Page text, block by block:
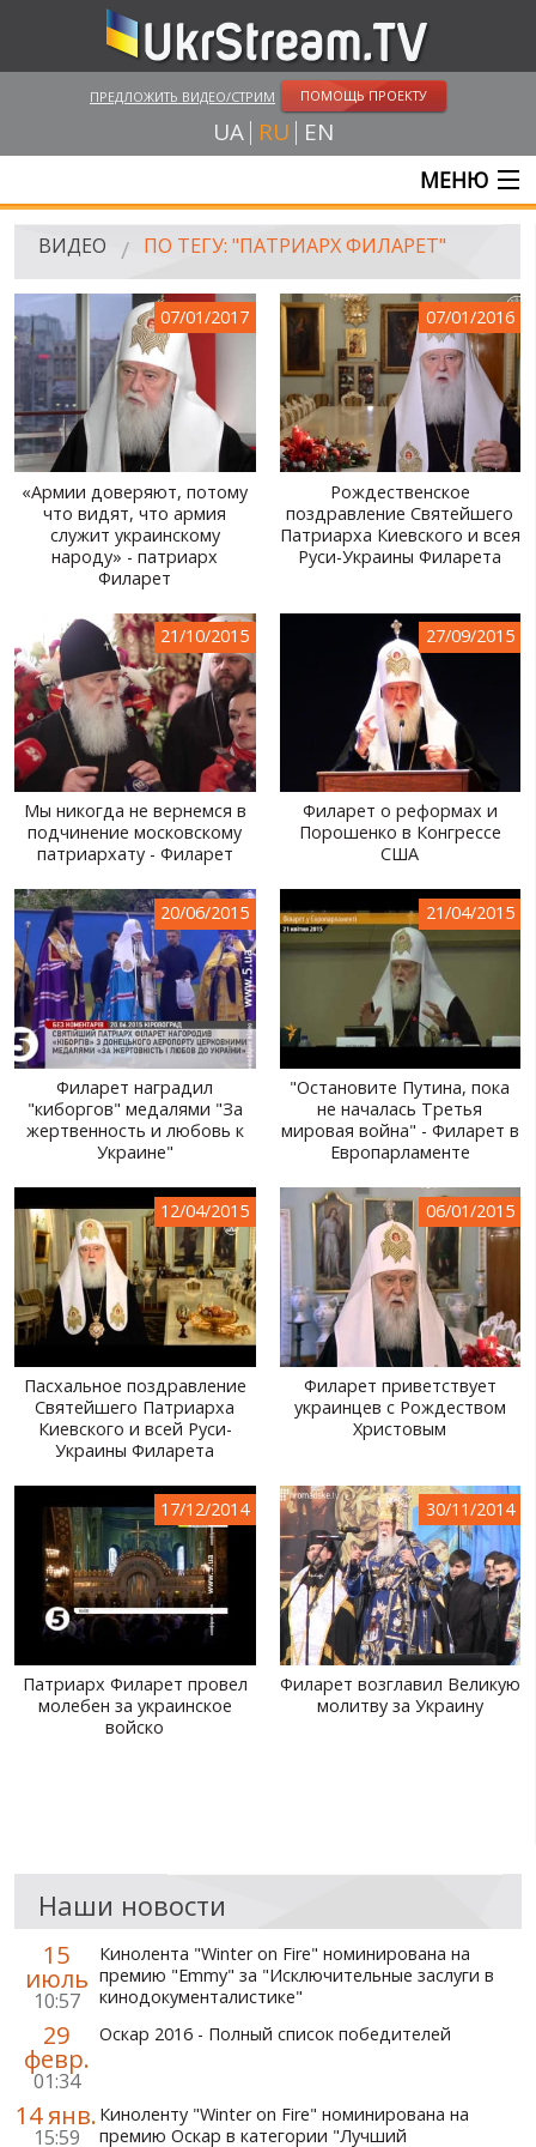
ПРЕДЛОЖИТЬ ВИДЕО/СТРИМ ПОМОЩЬ ПРОЕКТУ
UA RU EN
МЕНЮ
ГЛАВНАЯ
ВИДЕО
UKRSTREAM.TV
ВИДЕО СМИ
АМАТОРСКОЕ ВИДЕО
ХУДОЖЕСТВЕНЫЕ И ДОКУМЕНТАЛЬНЫЕ ПРОЕКТЫ
МИР ПРО УКРАИНУ
ПУБЛИЧНЫЕ ЛЮДИ
РОССИЙСКО-УКРАИНСКАЯ ВОЙНА
WINTER ON FIRE: UKRAINE'S FIGHT FOR FREEDOM
ХРОНОЛОГИЯ ЄВРОМАЙДАНА
УСЛУГИ
ВИДЕО ПО ТЕГУ: "ПАТРИАРХ ФИЛАРЕТ"
07/01/2017
«Армии доверяют, потому
что видят, что армия
служит украинскому
народу» - патриарх
Филарет
07/01/2016
Рождественское
поздравление Святейшего
Патриарха Киевского и всея
Руси-Украины Филарета
21/10/2015
Мы никогда не вернемся в
подчинение московскому
патриархату - Филарет
27/09/2015
Филарет о реформах и
Порошенко в Конгрессе
США
20/06/2015
Филарет наградил
"киборгов" медалями "За
жертвенность и любовь к
Украине"
21/04/2015
"Остановите Путина, пока
не началась Третья
мировая война" - Филарет в
Европарламенте
12/04/2015
Пасхальное поздравление
Святейшего Патриарха
Киевского и всей Руси-
Украины Филарета
06/01/2015
Филарет приветствует
украинцев с Рождеством
Христовым
17/12/2014
Патриарх Филарет провел
молебен за украинское
войско
30/11/2014
Филарет возглавил Великую
молитву за Украину
Наши новости
15
июль
10:57
Кинолента "Winter on Fire" номинирована на
премию "Emmy" за "Исключительные заслуги в
кинодокументалистике"
29
февр.
01:34
Оскар 2016 - Полный список победителей
14 янв.
15:59
Киноленту "Winter on Fire" номинирована на
премию Оскар в категории "Лучший